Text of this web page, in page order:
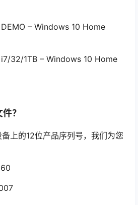
– Windows 10 Home
32/1TB – Windows 10 Home
？
上的12位产品序列号，我们为您